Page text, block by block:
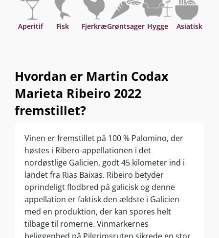
Aperitif Fisk FjerkræGrøntsager Hygge Asiatisk
Hvordan er Martin Codax
Marieta Ribeiro 2022
fremstillet?
Vinen er fremstillet på 100 % Palomino, der
høstes i Ribero-appellationen i det
nordøstlige Galicien, godt 45 kilometer ind i
landet fra Rias Baixas. Ribeiro betyder
oprindeligt flodbred på galicisk og denne
appellation er faktisk den ældste i Galicien
med en produktion, der kan spores helt
tilbage til romerne. Vinmarkernes